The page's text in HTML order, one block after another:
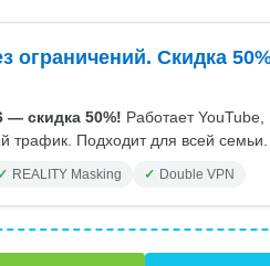
ограничений. Скидка
— скидка 50%! Работает
трафик. Подходит для всей семьи.
REALITY Masking Double VPN